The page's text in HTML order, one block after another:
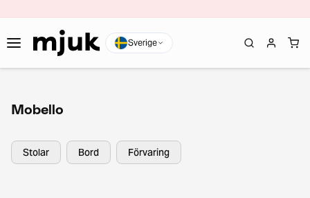
Sverige
Mobello
Stolar Bord Förvaring